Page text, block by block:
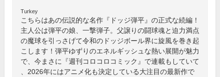
Turkey
こちらはあの伝説的な名作『ドッジ弾平』の正式な続編！
主人公は弾平の娘、一撃弾子。父譲りの闘球魂と迫力満点
の魔球を引っさげて令和のドッジボール界に旋風を巻き起
こします！弾平ゆずりのエネルギッシュな熱い展開が魅力
で、今まさに『週刊コロコロコミック』で連載もしていて
、2026年にはアニメ化も決定している大注目の最新作で